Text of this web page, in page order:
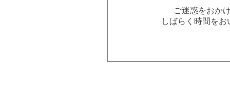
ご迷惑をおか
しばらく時間を